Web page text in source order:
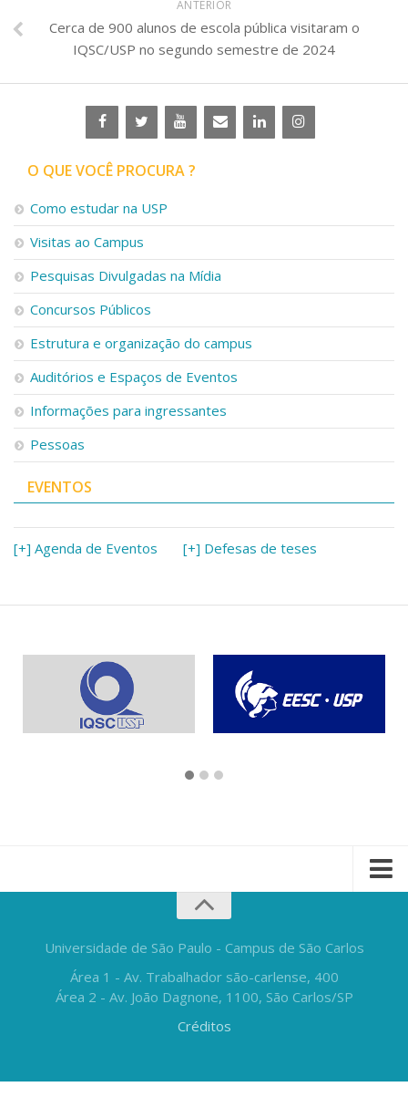
ANTERIOR
Cerca de 900 alunos de escola pública visitaram o
IQSC/USP no segundo semestre de 2024
O QUE VOCÊ PROCURA ?
Como estudar na USP
Visitas ao Campus
Pesquisas Divulgadas na Mídia
Concursos Públicos
Estrutura e organização do campus
Auditórios e Espaços de Eventos
Informações para ingressantes
Pessoas
EVENTOS
[+] Agenda de Eventos [+] Defesas de teses
Universidade de São Paulo - Campus de São Carlos
Área 1 - Av. Trabalhador são-carlense, 400
Área 2 - Av. João Dagnone, 1100, São Carlos/SP
Créditos